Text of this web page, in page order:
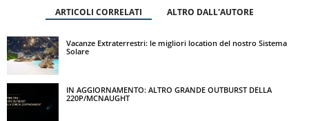
ARTICOLI CORRELATI ALTRO DALL'AUTORE
Vacanze Extraterrestri: le migliori location del nostro Sistema
Solare
IN AGGIORNAMENTO: ALTRO GRANDE OUTBURST DELLA
220P/MCNAUGHT